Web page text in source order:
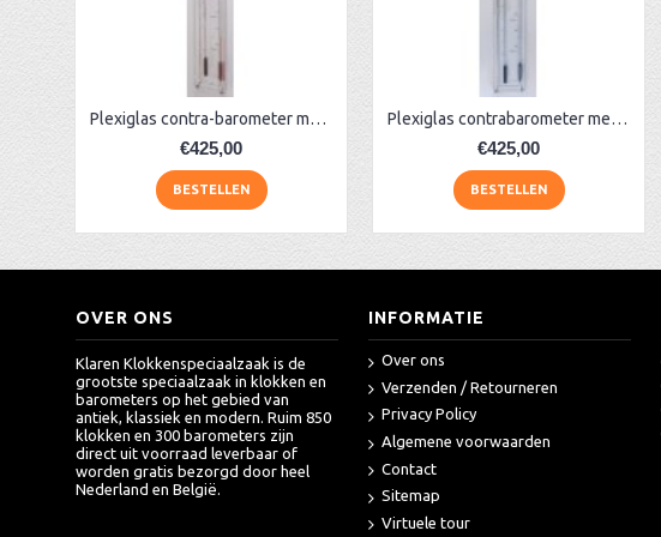
Plexiglas contra-barometer met glas, rood
€425,00
BESTELLEN
Plexiglas contrabarometer met glas ervoor
€425,00
BESTELLEN
OVER ONS
Klaren Klokkenspeciaalzaak is de
grootste speciaalzaak in klokken en
barometers op het gebied van
antiek, klassiek en modern. Ruim 850
klokken en 300 barometers zijn
direct uit voorraad leverbaar of
worden gratis bezorgd door heel
Nederland en België.
INFORMATIE
Over ons
Verzenden / Retourneren
Privacy Policy
Algemene voorwaarden
Contact
Sitemap
Virtuele tour